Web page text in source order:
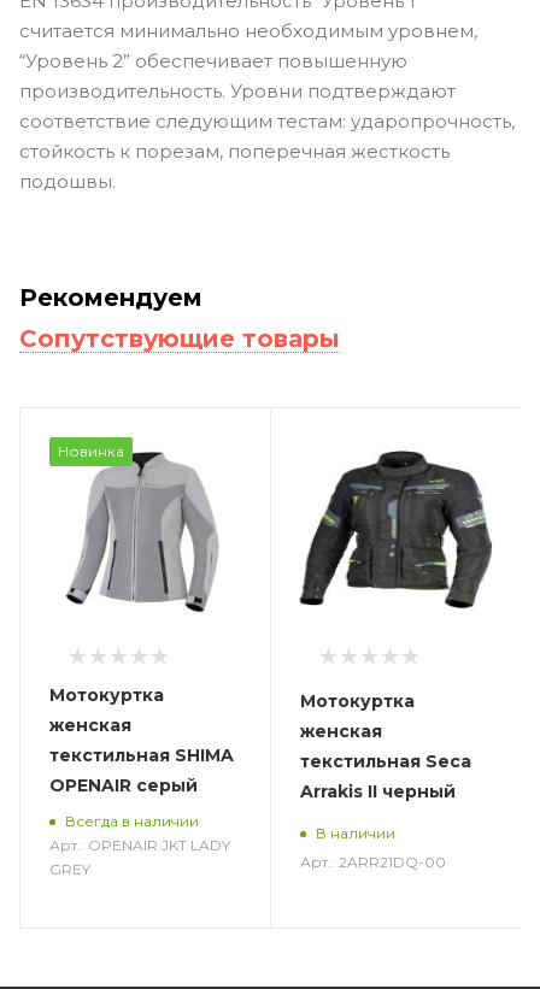
считается минимально необходимым уровнем,
“Уровень 2” обеспечивает повышенную
производительность. Уровни подтверждают
соответствие следующим тестам: ударопрочность,
стойкость к порезам, поперечная жесткость
подошвы.
Рекомендуем
Сопутствующие товары
Новинка
Мотокуртка
женская
текстильная SHIMA
OPENAIR серый
Всегда в наличии
Арт.: OPENAIR JKT LADY
GREY
Мотокуртка
женская
текстильная Seca
Arrakis II черный
В наличии
Арт.: 2ARR21DQ-00